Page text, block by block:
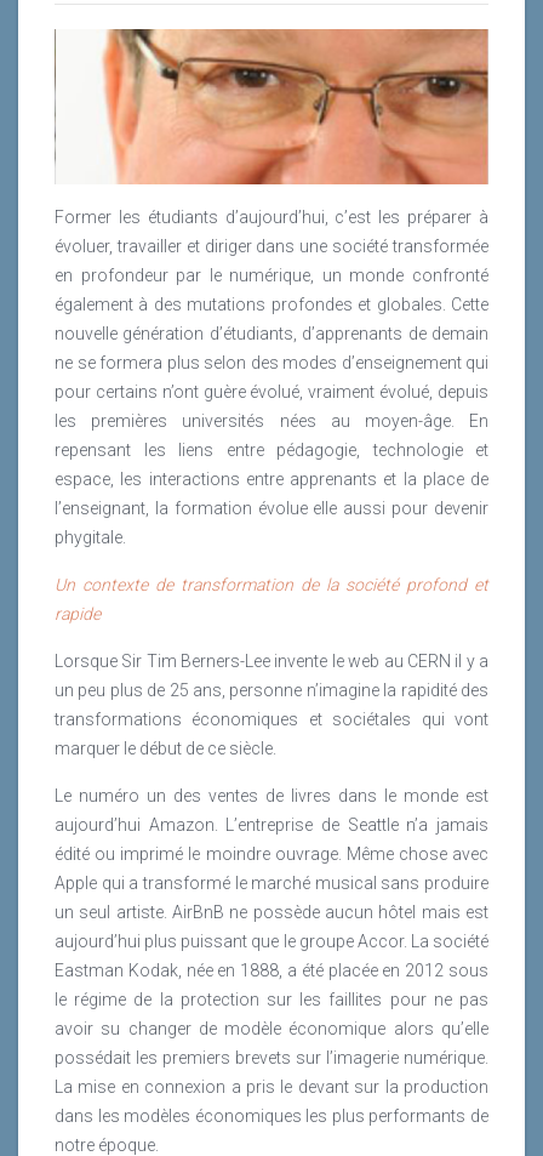
sur la façon de travailler. D’un côté, le digital casse des
silos et ouvre des modes de collaboration inédits :
partage et travail simultané sur les fichiers
bureautiques, travail à distance et télétravail, passage
de l’email unidirectionnel à la messagerie de groupe
Lire la suite
Former les étudiants d’aujourd’hui, c’est les préparer à
évoluer, travailler et diriger dans une société transformée
en profondeur par le numérique, un monde confronté
également à des mutations profondes et globales. Cette
nouvelle génération d’étudiants, d’apprenants de demain
ne se formera plus selon des modes d’enseignement qui
pour certains n’ont guère évolué, vraiment évolué, depuis
les premières universités nées au moyen-âge. En
repensant les liens entre pédagogie, technologie et
espace, les interactions entre apprenants et la place de
l’enseignant, la formation évolue elle aussi pour devenir
phygitale.
Un contexte de transformation de la société profond et
rapide
Lorsque Sir Tim Berners-Lee invente le web au CERN il y a
un peu plus de 25 ans, personne n’imagine la rapidité des
transformations économiques et sociétales qui vont
marquer le début de ce siècle.
Le numéro un des ventes de livres dans le monde est
aujourd’hui Amazon. L’entreprise de Seattle n’a jamais
édité ou imprimé le moindre ouvrage. Même chose avec
Apple qui a transformé le marché musical sans produire
un seul artiste. AirBnB ne possède aucun hôtel mais est
aujourd’hui plus puissant que le groupe Accor. La société
Eastman Kodak, née en 1888, a été placée en 2012 sous
le régime de la protection sur les faillites pour ne pas
avoir su changer de modèle économique alors qu’elle
possédait les premiers brevets sur l’imagerie numérique.
La mise en connexion a pris le devant sur la production
dans les modèles économiques les plus performants de
notre époque.